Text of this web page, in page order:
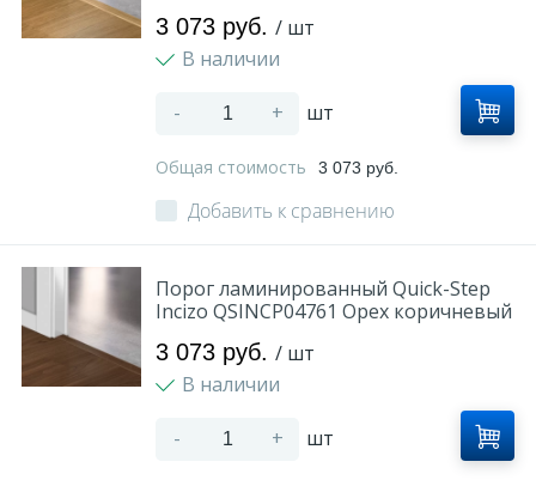
3 073 руб. / шт
В наличии
- + шт
Общая стоимость 3 073 руб.
Добавить к сравнению
Порог ламинированный Quick-Step
Incizo QSINCP04761 Орех коричневый
3 073 руб. / шт
В наличии
- + шт